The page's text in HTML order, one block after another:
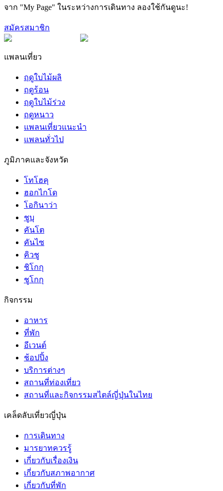
จาก "My Page" ในระหว่างการเดินทาง ลองใช้กันดูนะ!
สมัครสมาชิก
แพลนเที่ยว
ฤดูใบไม้ผลิ
ฤดูร้อน
ฤดูใบไม้ร่วง
ฤดูหนาว
แพลนเที่ยวแนะนำ
แพลนทั่วไป
ภูมิภาคและจังหวัด
โทโฮคุ
ฮอกไกโด
โอกินาว่า
ชูบุ
คันโต
คันไซ
คิวชู
ชิโกกุ
ชูโกกุ
กิจกรรม
อาหาร
ที่พัก
อีเวนต์
ช้อปปิ้ง
บริการต่างๆ
สถานที่ท่องเที่ยว
สถานที่และกิจกรรมสไตล์ญี่ปุ่นในไทย
เคล็ดลับเที่ยวญี่ปุ่น
การเดินทาง
มารยาทควรรู้
เกี่ยวกับเรื่องเงิน
เกี่ยวกับสภาพอากาศ
เกี่ยวกับที่พัก